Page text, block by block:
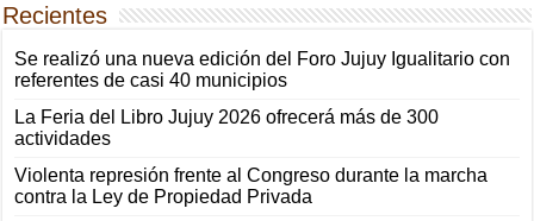
Recientes
Se realizó una nueva edición del Foro Jujuy Igualitario con
referentes de casi 40 municipios
La Feria del Libro Jujuy 2026 ofrecerá más de 300
actividades
Violenta represión frente al Congreso durante la marcha
contra la Ley de Propiedad Privada